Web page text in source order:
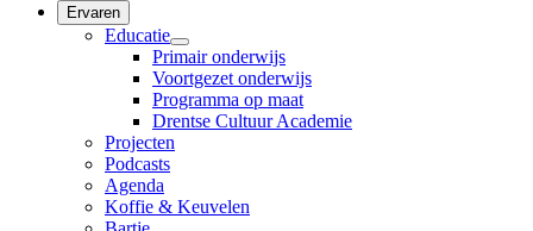
Ervaren
Educatie
Primair onderwijs
Voortgezet onderwijs
Programma op maat
Drentse Cultuur Academie
Projecten
Podcasts
Agenda
Koffie & Keuvelen